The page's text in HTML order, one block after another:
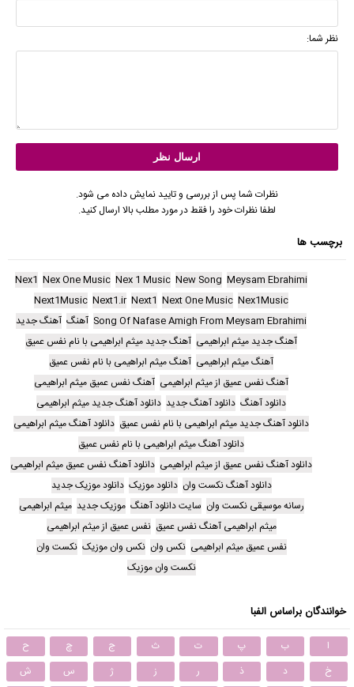
نظر شما:
نظرات شما پس از بررسی و تایید نمایش داده می شود.
لطفا نظرات خود را فقط در مورد مطلب بالا ارسال کنید.
برچسب ها
Meysam Ebrahimi
New Song
Nex 1 Music
Nex One Music
Nex1
Nex1Music
Next One Music
Next1
Next1.ir
Next1Music
Song Of Nafase Amigh From Meysam Ebrahimi آهنگ آهنگ جدید
آهنگ جدید میثم ابراهیمی آهنگ جدید میثم ابراهیمی با نام نفس عمیق
آهنگ میثم ابراهیمی آهنگ میثم ابراهیمی با نام نفس عمیق
آهنگ نفس عمیق از میثم ابراهیمی آهنگ نفس عمیق میثم ابراهیمی
دانلود آهنگ دانلود آهنگ جدید دانلود آهنگ جدید میثم ابراهیمی
دانلود آهنگ جدید میثم ابراهیمی با نام نفس عمیق دانلود آهنگ میثم ابراهیمی
دانلود آهنگ میثم ابراهیمی با نام نفس عمیق
دانلود آهنگ نفس عمیق از میثم ابراهیمی دانلود آهنگ نفس عمیق میثم ابراهیمی
دانلود آهنگ نکست وان دانلود موزیک دانلود موزیک جدید
رسانه موسیقی نکست وان سایت دانلود آهنگ موزیک جدید میثم ابراهیمی
میثم ابراهیمی آهنگ نفس عمیق نفس عمیق از میثم ابراهیمی
نفس عمیق میثم ابراهیمی نکس وان نکس وان موزیک نکست وان
نکست وان موزیک
خوانندگان براساس الفبا
ا ب پ ت ث ج چ
ح
خ
د ذ ر ز ژ س
ش